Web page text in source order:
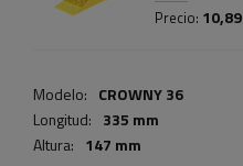
Precio:
Modelo: CROWNY 36
Longitud: 335 mm
Altura: 147 mm